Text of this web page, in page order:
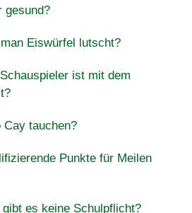
gesund?
Eiswürfel lutscht?
ist mit dem
Cay tauchen?
Punkte für Meilen
es keine Schulpflicht?